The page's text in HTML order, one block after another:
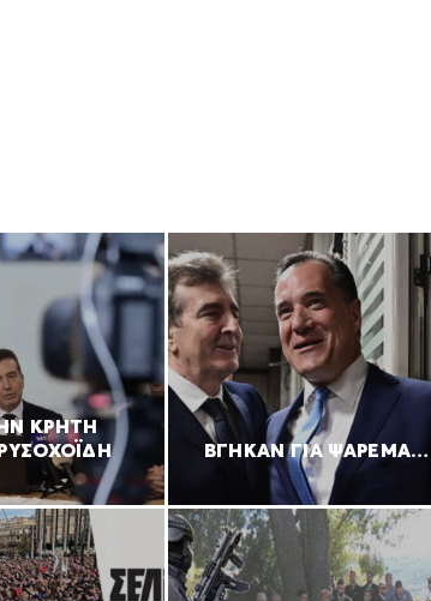
ΚΡΗΤΗ
ΒΓΗΚΑΝ ΓΙΑ ΨΑΡΕΜΑ…